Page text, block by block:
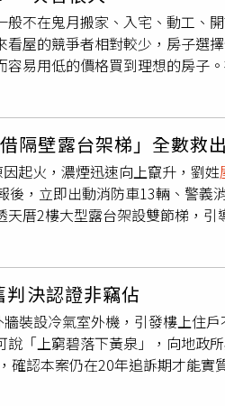
壯年人口外移，部分縣市購 屋主
科技園區、重大建設帶動，吸
算，往往得在屋齡、坪數與地
更大的住宅，甚至透天產品。
個月後又抱回3243萬8/6關公聖
息，H2營收、毛利率動能看增
角落各敲三下，表示六月此時
七月這段時間可以先請室內設
窗簾、燈具等，農曆八月找個
多家具行、電器賣場都會在七
省下一筆可觀的錢，等房子裝修
不在鬼月搬家、入宅、動工、
屋的競爭者相對較少，房子選
易用低的價格買到理想的房子
錢大作戰的訣竅，也可避開鬼
、建商心裡可
。待最後下訂金、簽約，鬼月已
裝修訣竅：在農曆六月底購買房
辰拜地基主，先拿圓鍬或鐵鎚
也沒有關係。若是農曆七月下
請工程公司和師傅來估價施工，
具家電訣竅：由於七月搬家喬
、家電促銷時機，一次下訂單議
！ 網見「一缺點」全喊跑：檢
為兒鋪路列「5大條件」 網秒推
隔壁露台架梯」全數救出
起火，濃煙迅速向上竄升，劉姓
，立即出動消防車13輛、警義
厝2樓大型露台架設雙節梯，引
2歲幼兒全數平安獲救，均未受
。消防局初步研判起火點位於1
警報器。
決認證非竊佔
裝設冷氣室外機，引發樓上住
「上窮碧落下黃泉」，向地政
認本案仍在20年追訴期才能實
結構，使用外牆不符合竊